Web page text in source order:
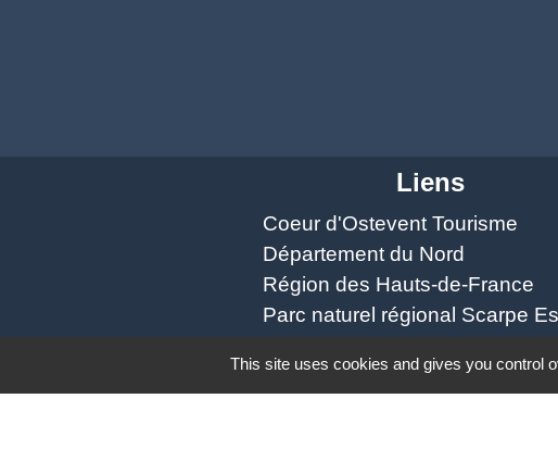
Liens
Coeur d'Ostevent Tourisme
Département du Nord
Région des Hauts-de-France
Parc naturel régional Scarpe
This site uses cookies and gives you control